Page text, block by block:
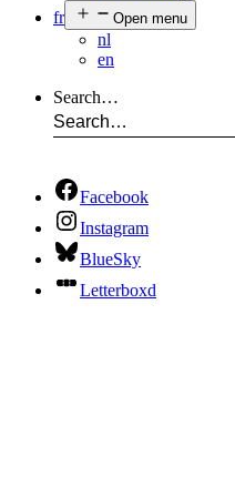
fr
Open menu
nl
en
Search…
Facebook
Instagram
BlueSky
Letterboxd